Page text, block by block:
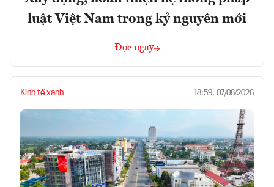
luật Việt Nam trong kỷ nguyên mới
Đọc ngay
Kinh tế xanh 18:59, 07/08/2026